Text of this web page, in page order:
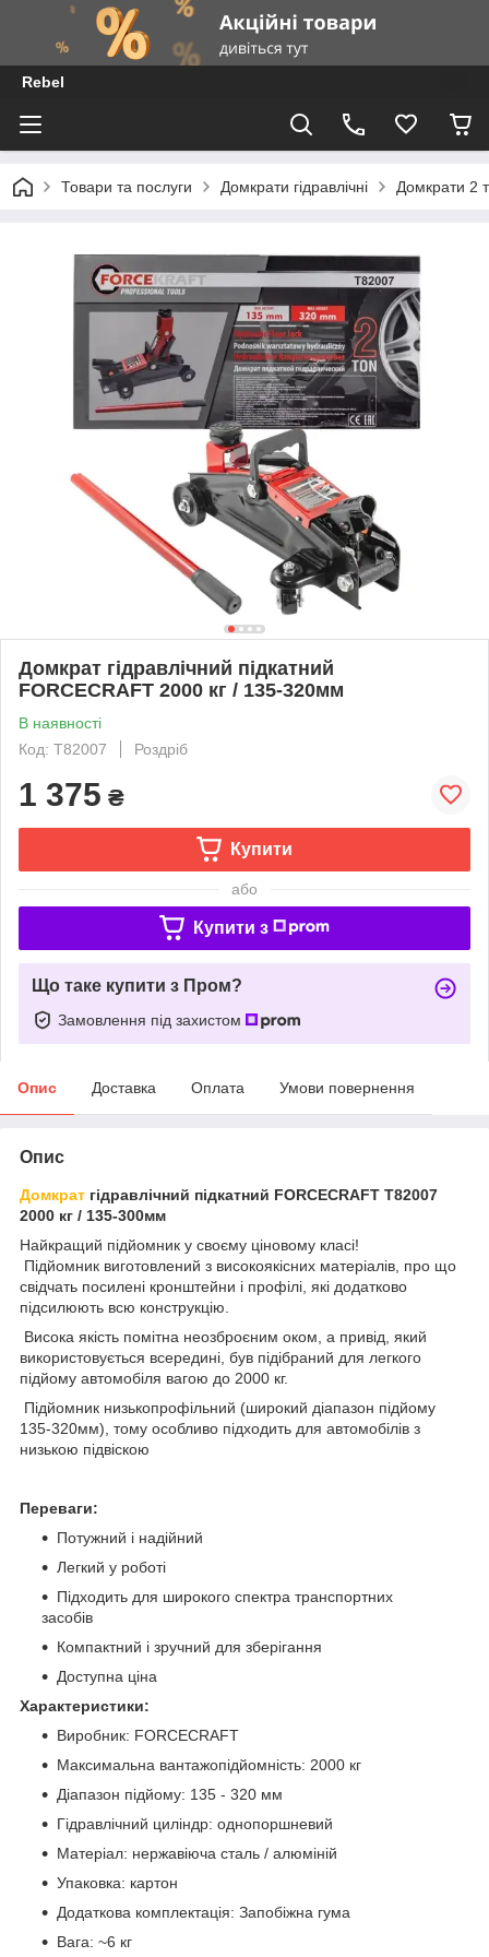
Rebel
Товари та послуги Домкрати гідравлічні Домкрати 2
Домкрат гідравлічний підкатний
FORCECRAFT 2000 кг / 135-320мм
В наявності
Код: T82007
Роздріб
1 375 ₴
Купити
або
Купити з
Що таке купити з Пром?
Замовлення під захистом
Опис Доставка Оплата Умови повернення
Опис
Домкрат гідравлічний підкатний FORCECRAFT T82007
2000 кг / 135-300мм
Найкращий підйомник у своєму ціновому класі!
Підйомник виготовлений з високоякісних матеріалів, про що
свідчать посилені кронштейни і профілі, які додатково
підсилюють всю конструкцію.
Висока якість помітна неозброєним оком, а привід, який
використовується всередині, був підібраний для легкого
підйому автомобіля вагою до 2000 кг.
Підйомник низькопрофільний (широкий діапазон підйому
135-320мм), тому особливо підходить для автомобілів з
низькою підвіскою
Переваги:
Потужний і надійний
Легкий у роботі
Підходить для широкого спектра транспортних
засобів
Компактний і зручний для зберігання
Доступна ціна
Характеристики:
Виробник: FORCECRAFT
Максимальна вантажопідйомність: 2000 кг
Діапазон підйому: 135 - 320 мм
Гідравлічний циліндр: однопоршневий
Матеріал: нержавіюча сталь / алюміній
Упаковка: картон
Додаткова комплектація: Запобіжна гума
Вага: ~6 кг